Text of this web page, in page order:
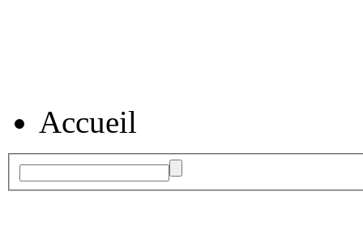
Accueil